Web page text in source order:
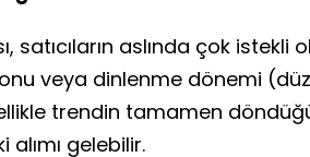
aslında çok istekli
veya dinlenme dönemi
trendin tamamen
gelebilir.